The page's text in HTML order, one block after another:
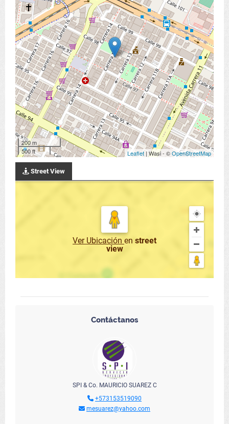
200 m
500 ft
Leaflet | Wasi - ©OpenStreetMap
Street View
Ver Ubicación en street
view
Contáctanos
SPI & Co. MAURICIO SUAREZ C
+573153519090
mesuarez@yahoo.com